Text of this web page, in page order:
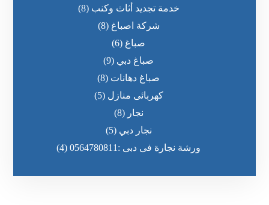
خدمة تجديد أثاث وكنب (8)
شركة اصباغ (8)
صباغ (6)
صباغ دبي (9)
صباغ دهانات (8)
كهربائى منازل (5)
نجار (8)
نجار دبي (5)
ورشة نجارة فى دبى :0564780811
(4)